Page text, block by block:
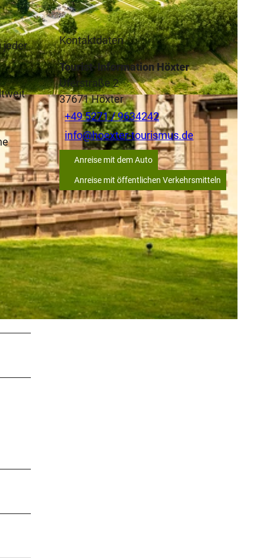
jeder
Kontaktdaten
Tourist-Information Höxter
Uferstraße 2
37671Höxter
+49 5271 / 9634242
info@hoexter-tourismus.de
Anreise mit dem Auto
Anreise mit öffentlichen Verkehrsmitteln